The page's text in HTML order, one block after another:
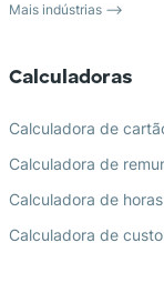
Mais indústrias ⟶
Calculadoras
Calculadora de
Calculadora de
Calculadora de
Calculadora de